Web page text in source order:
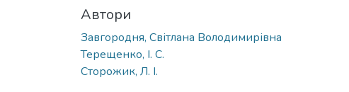
Автори
Завгородня, Світлана Володимирівна
Терещенко, І. С.
Сторожик, Л. І.